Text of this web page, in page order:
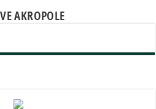
AKROPOLE